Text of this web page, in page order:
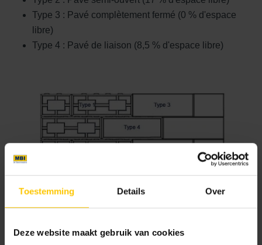
Toestemming Details Over
Deze website maakt gebruik van cookies
Type 3 : Pavé complètement fermé (0 % d'espace
libre)
Type 4 : Pavé de liaison (8,5 % d'espace libre)